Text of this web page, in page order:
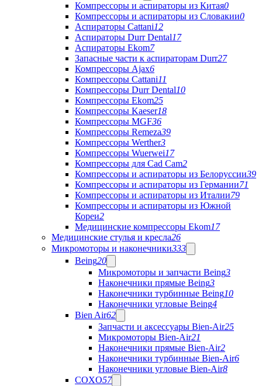
Компрессоры и аспираторы из Китая0
Компрессоры и аспираторы из Словакии0
Аспираторы Cattani12
Аспираторы Durr Dental17
Аспираторы Ekom7
Запасные части к аспираторам Durr27
Компрессоры Ajax6
Компрессоры Cattani11
Компрессоры Durr Dental10
Компрессоры Ekom25
Компрессоры Kaeser18
Компрессоры MGF36
Компрессоры Remeza39
Компрессоры Werther3
Компрессоры Wuerwei17
Компрессоры для Cad Cam2
Компрессоры и аспираторы из Белоруссии39
Компрессоры и аспираторы из Германии71
Компрессоры и аспираторы из Италии79
Компрессоры и аспираторы из Южной
Кореи2
Медицинские компрессоры Ekom17
Медицинские стулья и кресла26
Микромоторы и наконечники333
Being20
Микромоторы и запчасти Being3
Наконечники прямые Being3
Наконечники турбинные Being10
Наконечники угловые Being4
Bien Air62
Запчасти и аксессуары Bien-Air25
Микромоторы Bien-Air21
Наконечники прямые Bien-Air2
Наконечники турбинные Bien-Air6
Наконечники угловые Bien-Air8
COXO57